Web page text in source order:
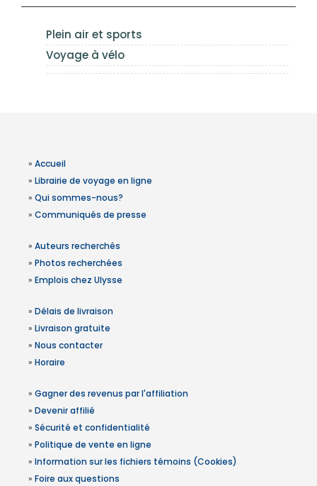
Plein air et sports
Voyage à vélo
» Accueil
» Librairie de voyage en ligne
» Qui sommes-nous?
» Communiqués de presse
» Auteurs recherchés
» Photos recherchées
» Emplois chez Ulysse
» Délais de livraison
» Livraison gratuite
» Nous contacter
» Horaire
» Gagner des revenus par l'affiliation
» Devenir affilié
» Sécurité et confidentialité
» Politique de vente en ligne
» Information sur les fichiers témoins (Cookies)
» Foire aux questions